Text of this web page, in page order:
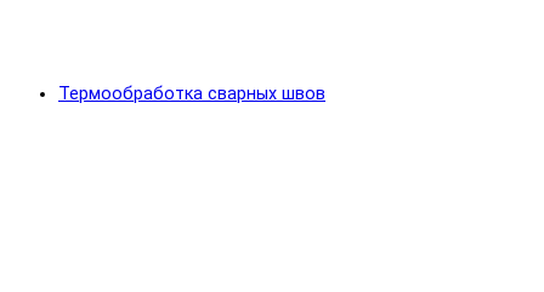
Термообработка сварных швов